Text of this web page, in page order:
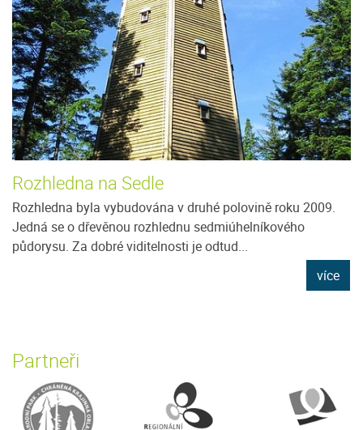
Rozhledna na Sedle
Rozhledna byla vybudována v druhé polovině roku 2009.
Jedná se o dřevěnou rozhlednu sedmiúhelníkového
půdorysu. Za dobré viditelnosti je odtud...
více
Partneři